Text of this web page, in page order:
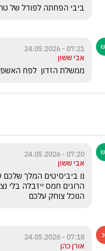
ביבי הפחתה לפודל של
07:21 - 24.05.2026
אבי ששון
ממשלת הזדון  לפח
07:20 - 24.05.2026
אבי ששון
הנוכל צוחק עלכם
07:18 - 24.05.2026
אורן כהן